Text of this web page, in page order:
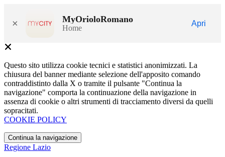
× MyOrioloRomano
Home
Apri
Questo sito utilizza cookie tecnici e statistici anonimizzati. La
chiusura del banner mediante selezione dell'apposito comando
contraddistinto dalla X o tramite il pulsante "Continua la
navigazione" comporta la continuazione della navigazione in
assenza di cookie o altri strumenti di tracciamento diversi da quelli
sopracitati.
COOKIE POLICY
Continua la navigazione
Regione Lazio